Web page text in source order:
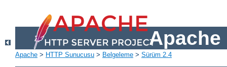
Apache
Apache > HTTP Sunucusu > Belgeleme > Sürüm 2.4